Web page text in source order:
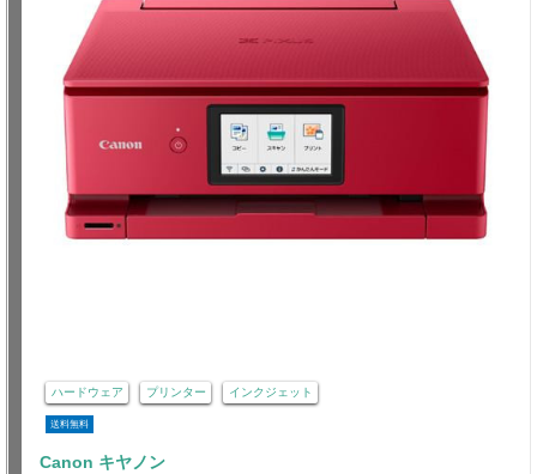
ハードウェア プリンター インクジェット
送料無料
Canon キヤノン